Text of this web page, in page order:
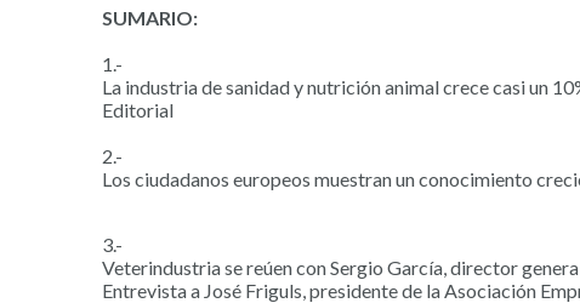
SUMARIO:
1.-
La industria de sanidad y nutrición animal crece casi un
Editorial
2.-
Los ciudadanos europeos muestran un conocimiento
3.-
Veterindustria se reúen con Sergio García, director
Entrevista a José Friguls, presidente de la Asociación